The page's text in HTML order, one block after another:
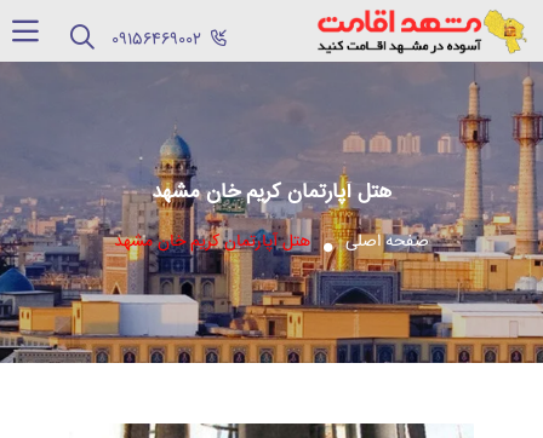
هتل آپارتمان کریم خان مشهد
صفحه اصلی هتل آپارتمان کریم خان مشهد